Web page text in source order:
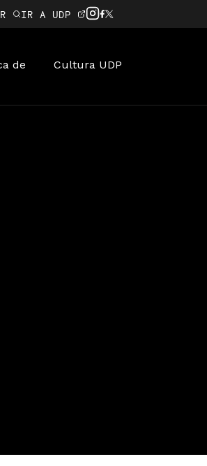
IR A UDP
de Cultura UDP